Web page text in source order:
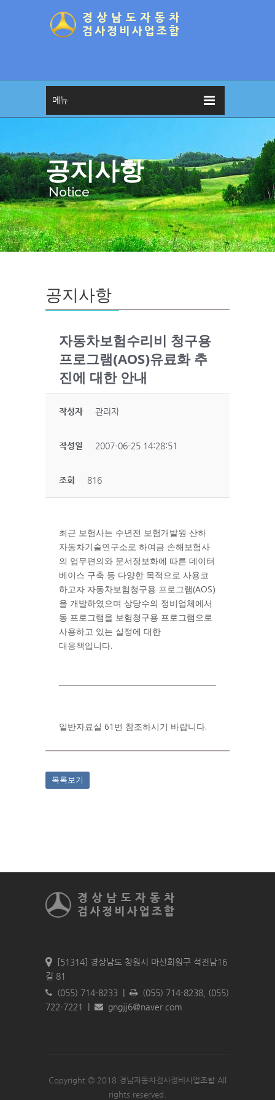
메뉴
공지사항
Notice
공지사항
자동차보험수리비 청구용
프로그램(AOS)유료화 추
진에 대한 안내
작성자 관리자
작성일 2007-06-25 14:28:51
조회 816
최근 보험사는 수년전 보험개발원 산하
자동차기술연구소로 하여금 손해보험사
의 업무편의와 문서정보화에 따른 데이터
베이스 구축 등 다양한 목적으로 사용코
하고자 자동차보험청구용 프로그램(AOS)
을 개발하였으며 상당수의 정비업체에서
동 프로그램을 보험청구용 프로그램으로
사용하고 있는 실정에 대한
대응책입니다.
일반자료실 61번 참조하시기 바랍니다.
목록보기
[51314] 경상남도 창원시 마산회원구 석전남16
길 81
(055) 714-8233 |
(055) 714-8238, (055)
722-7221 |
gngjj6＠naver.com
Copyright © 2018 경남자동차검사정비사업조합 All
rights reserved.